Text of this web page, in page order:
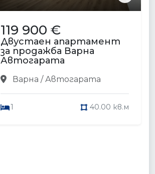
119 900 €
Двустаен апартамент
за продажба Варна
Автогарата
Варна / Автогарата
1 40.00 кв.м